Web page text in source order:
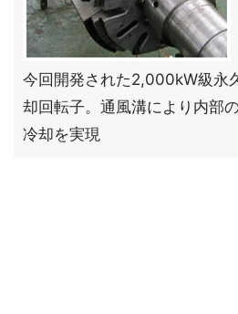
今回開発された2,000kW級永
却回転子。通風溝により内部
冷却を実現